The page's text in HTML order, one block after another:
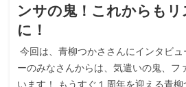
ンサの鬼！これからも
に！
今回は、青柳つかささんにインタビ
ーのみなさんからは、気遣いの鬼、フ
います！ もうすぐ１周年を迎える青